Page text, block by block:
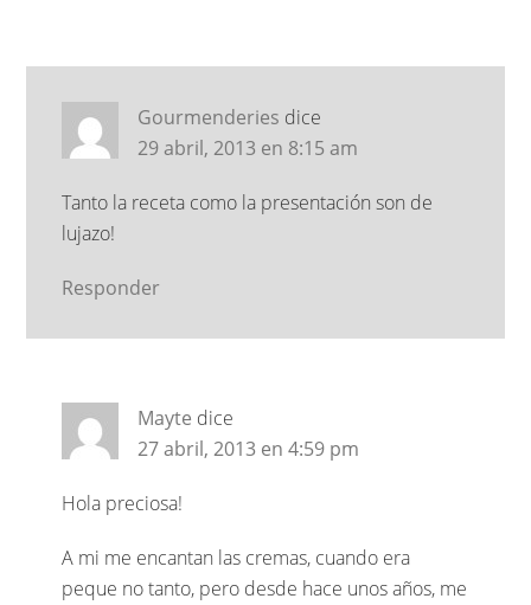
Gourmenderies dice
29 abril, 2013 en 8:15 am
Tanto la receta como la presentación son de
lujazo!
Responder
Mayte dice
27 abril, 2013 en 4:59 pm
Hola preciosa!
A mi me encantan las cremas, cuando era
peque no tanto, pero desde hace unos años, me